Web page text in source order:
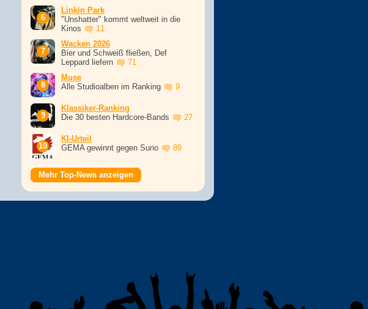
Linkin Park
"Unshatter" kommt weltweit in die
Kinos
11
Wacken 2026
Bier und Schweiß fließen, Def
Leppard liefern
71
Muse
Alle Studioalben im Ranking
9
Klassiker-Ranking
Die 30 besten Hardcore-Bands
27
KI-Urteil
GEMA gewinnt gegen Suno
89
Mehr Top-News anzeigen